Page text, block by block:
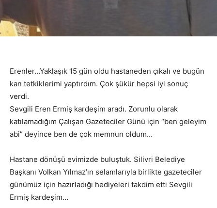
Erenler…Yaklaşık 15 gün oldu hastaneden çıkalı ve bugün
kan tetkiklerimi yaptırdım. Çok şükür hepsi iyi sonuç
verdi.
Sevgili Eren Ermiş kardeşim aradı. Zorunlu olarak
katılamadığım Çalışan Gazeteciler Günü için “ben geleyim
abi” deyince ben de çok memnun oldum…
Hastane dönüşü evimizde buluştuk. Silivri Belediye
Başkanı Volkan Yılmaz’ın selamlarıyla birlikte gazeteciler
günümüz için hazırladığı hediyeleri takdim etti Sevgili
Ermiş kardeşim…